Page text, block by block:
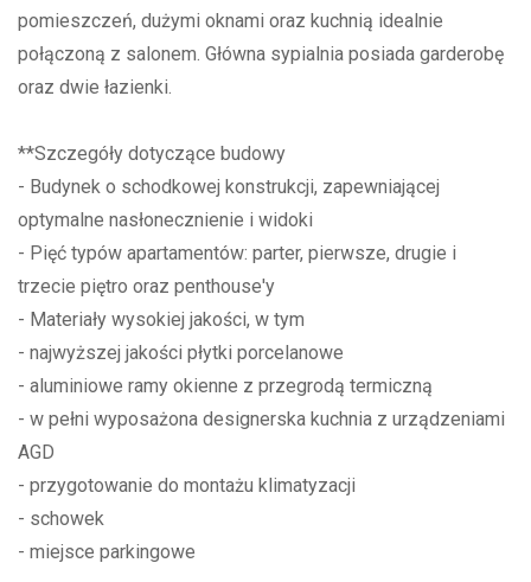
pomieszczeń, dużymi oknami oraz kuchnią idealnie
połączoną z salonem. Główna sypialnia posiada garderobę
oraz dwie łazienki.
**Szczegóły dotyczące budowy
- Budynek o schodkowej konstrukcji, zapewniającej
optymalne nasłonecznienie i widoki
- Pięć typów apartamentów: parter, pierwsze, drugie i
trzecie piętro oraz penthouse'y
- Materiały wysokiej jakości, w tym
- najwyższej jakości płytki porcelanowe
- aluminiowe ramy okienne z przegrodą termiczną
- w pełni wyposażona designerska kuchnia z urządzeniami
AGD
- przygotowanie do montażu klimatyzacji
- schowek
- miejsce parkingowe